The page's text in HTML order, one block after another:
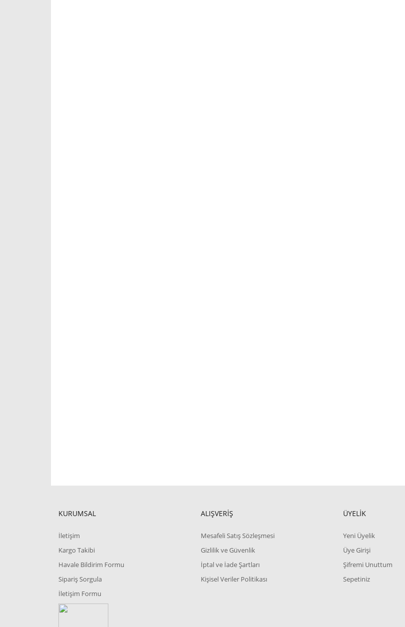
KURUMSAL
İletişim
Kargo Takibi
Havale Bildirim Formu
Sipariş Sorgula
İletişim Formu
ALIŞVERİŞ
Mesafeli Satış Sözleşmesi
Gizlilik ve Güvenlik
İptal ve İade Şartları
Kişisel Veriler Politikası
ÜYELİK
Yeni Üyelik
Üye Girişi
Şifremi Unuttum
Sepetiniz